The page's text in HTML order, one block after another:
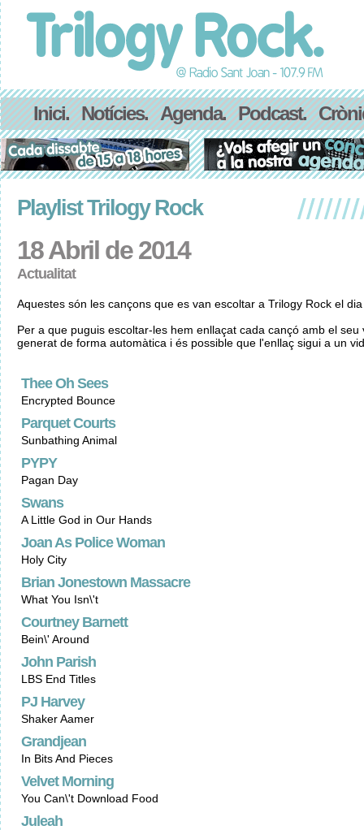
Inici. Notícies. Agenda. Podcast.
Playlist Trilogy Rock
18 Abril de 2014
Actualitat
Aquestes són les cançons que es van escoltar a Trilogy Rock el
Per a que puguis escoltar-les hem enllaçat cada cançó amb el
generat de forma automàtica i és possible que l'enllaç sigui a un
Thee Oh Sees
Encrypted Bounce
Parquet Courts
Sunbathing Animal
PYPY
Pagan Day
Swans
A Little God in Our Hands
Joan As Police Woman
Holy City
Brian Jonestown Massacre
What You Isn\'t
Courtney Barnett
Bein\' Around
John Parish
LBS End Titles
PJ Harvey
Shaker Aamer
Grandjean
In Bits And Pieces
Velvet Morning
You Can\'t Download Food
Juleah